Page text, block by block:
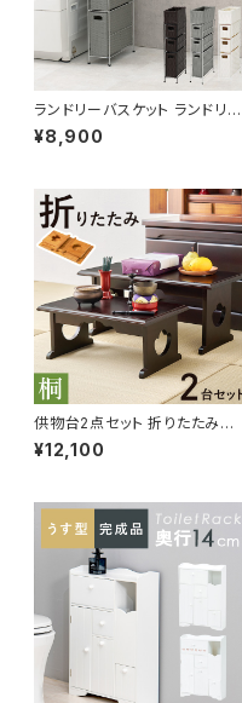
ランドリーバスケット ランドリー
ワゴン 洗濯カゴ キャスター付 ラ
ンドリー収納 新生活 一人暮らし
¥8,900
供物台2点セット 折りたたみ式
供養机 お供え机 お供え台 御供
物台 お経 仏壇 仏事 仏具 経机
¥12,100